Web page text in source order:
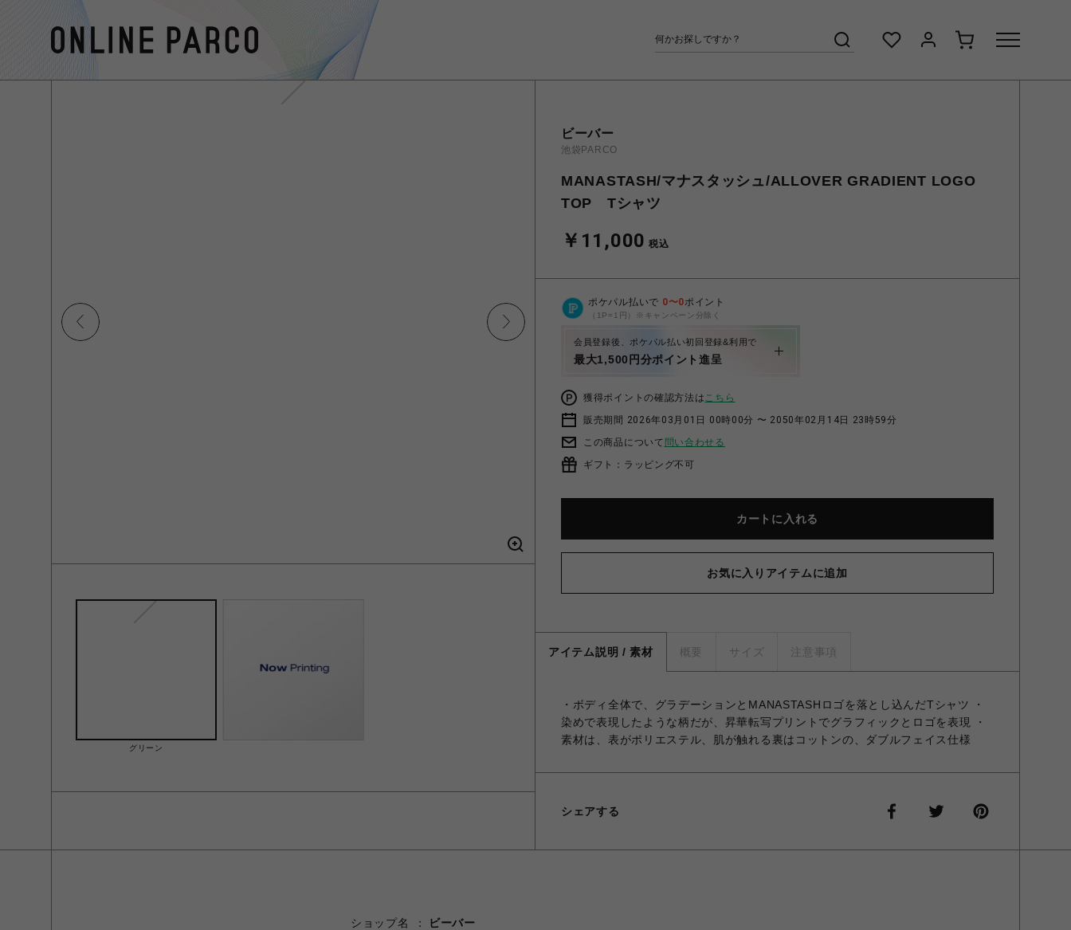
グリーン
ビーバー
池袋PARCO
MANASTASH/マナスタッシュ/ALLOVER GRADIENT LOGO
TOP Tシャツ
￥11,000 税込
ポケパル払いで 0〜0ポイント
（1P=1円）※キャンペーン分除く
会員登録後、ポケパル払い初回登録&利用で
最大1,500円分ポイント進呈
獲得ポイントの確認方法はこちら
販売期間 2026年03月01日 00時00分 〜 2050年02月14日 23時59分
この商品について 問い合わせる
ギフト：ラッピング不可
カートに入れる
お気に入りアイテムに追加
アイテム説明 / 素材 概要 サイズ 注意事項
・ボディ全体で、グラデーションとMANASTASHロゴを落とし込んだTシャツ ・
染めで表現したような柄だが、昇華転写プリントでグラフィックとロゴを表現 ・
素材は、表がポリエステル、肌が触れる裏はコットンの、ダブルフェイス仕様
シェアする
ショップ名
ビーバー